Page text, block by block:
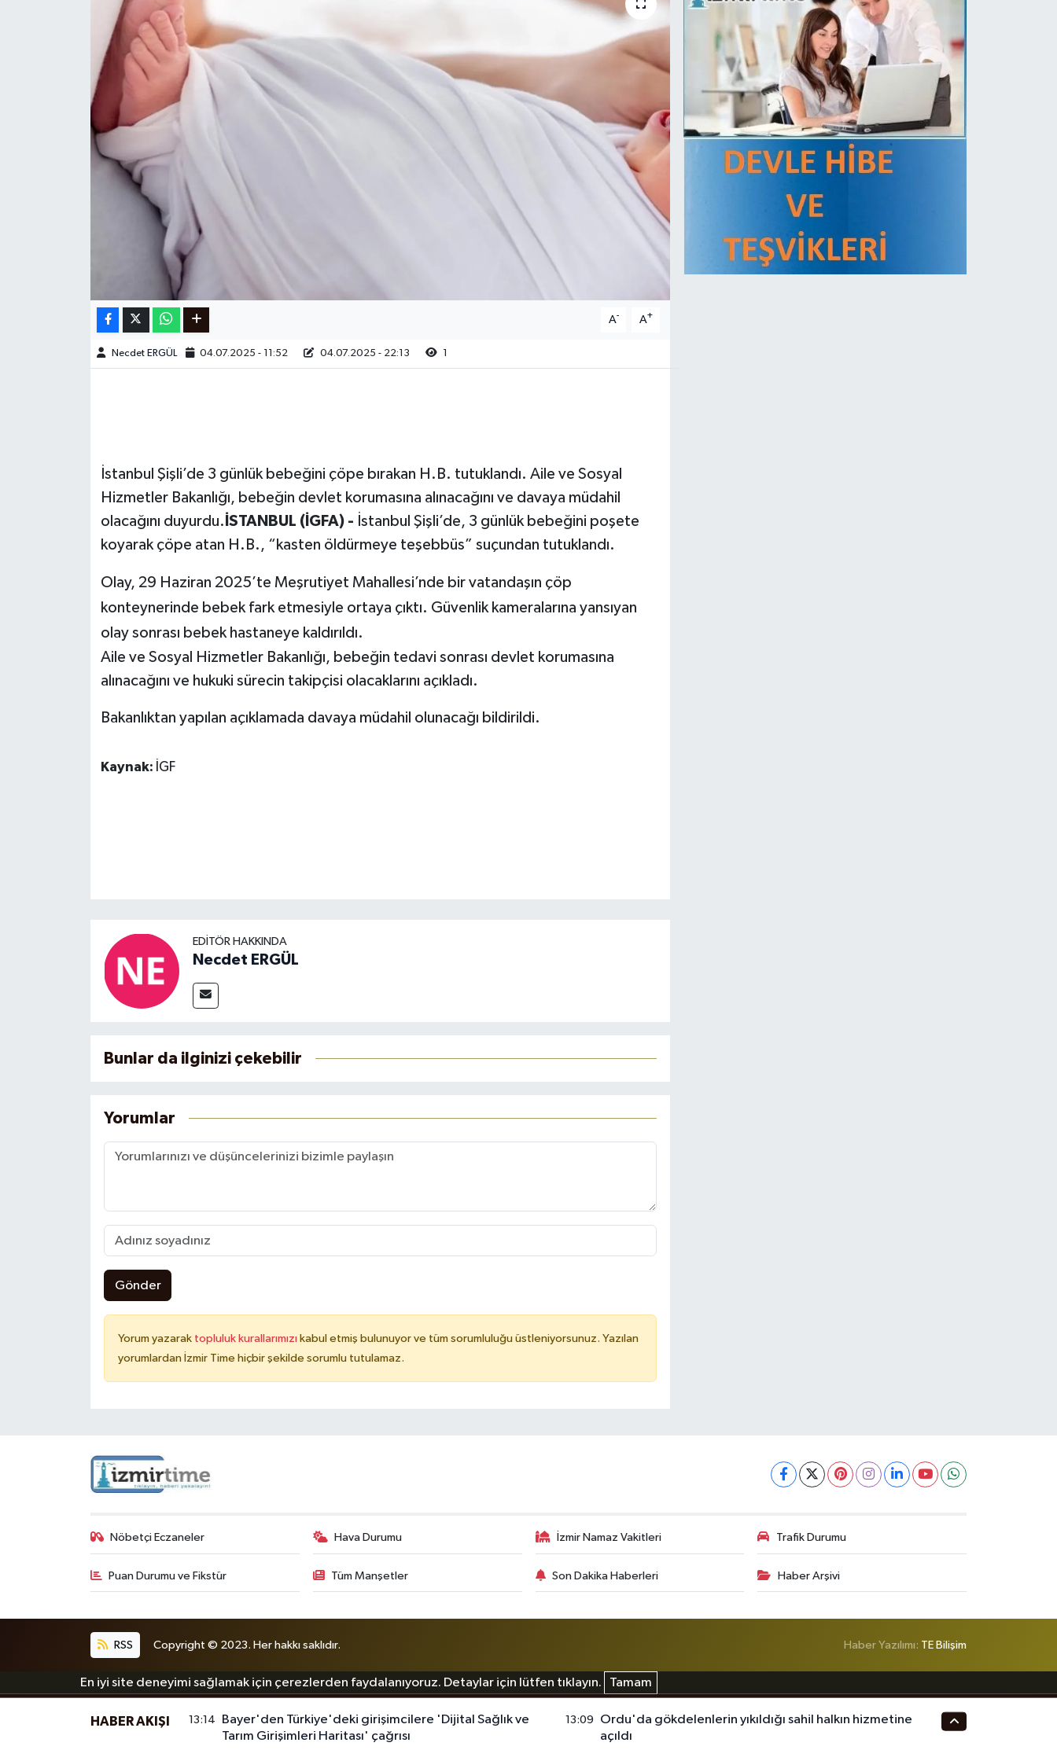
A- A+
Necdet ERGÜL 04.07.2025 - 11:52 04.07.2025 - 22:13
İstanbul Şişli’de 3 günlük bebeğini çöpe bırakan H.B. tutuklandı. Aile ve Sosyal
Hizmetler Bakanlığı, bebeğin devlet korumasına alınacağını ve davaya müdahil
olacağını duyurdu. İSTANBUL (İGFA) - İstanbul Şişli’de, 3 günlük bebeğini poşete
koyarak çöpe atan H.B., “kasten öldürmeye teşebbüs” suçundan tutuklandı.
Olay, 29 Haziran 2025’te Meşrutiyet Mahallesi’nde bir vatandaşın çöp
konteynerinde bebek fark etmesiyle ortaya çıktı. Güvenlik kameralarına yansıyan
olay sonrası bebek hastaneye kaldırıldı.
Aile ve Sosyal Hizmetler Bakanlığı, bebeğin tedavi sonrası devlet korumasına
alınacağını ve hukuki sürecin takipçisi olacaklarını açıkladı.
Bakanlıktan yapılan açıklamada davaya müdahil olunacağı bildirildi.
Kaynak: İGF
EDITÖR HAKKINDA
Necdet ERGÜL
Bunlar da ilginizi çekebilir
Yorumlar
Gönder
Yorum yazarak topluluk kurallarımızı kabul etmiş bulunuyor ve tüm sorumluluğu üstleniyorsunuz. Yazılan
yorumlardan İzmir Time hiçbir şekilde sorumlu tutulamaz.
Nöbetçi Eczaneler Hava Durumu İzmir Namaz Vakitleri Trafik Durumu
Puan Durumu ve Fikstür Tüm Manşetler Son Dakika Haberleri Haber Arşivi
RSS Copyright © 2023. Her hakkı saklıdır. Haber Yazılımı: TE Bilişim
En iyi site deneyimi sağlamak için çerezlerden faydalanıyoruz. Detaylar için lütfen tıklayın. Tamam
HABER AKIŞI 13:14
Bayer'den Türkiye'deki girişimcilere 'Dijital Sağlık ve
Tarım Girişimleri Haritası' çağrısı
13:09
Ordu'da gökdelenlerin yıkıldığı sahil halkın hizmetine
açıldı
İletişim